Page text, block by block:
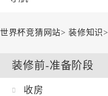
世界杯竞猜网站> 装修知识>
装修前-准备阶段
收房